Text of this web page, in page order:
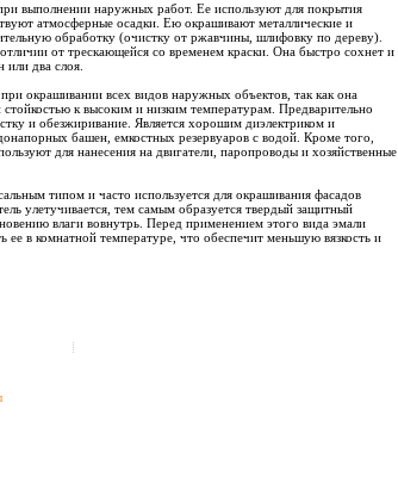
выполнении наружных работ. Ее используют для покрытия
атмосферные осадки. Ею окрашивают металлические и
обработку (очистку от ржавчины, шлифовку по дереву).
от трескающейся со временем краски. Она быстро сохнет и
два слоя.
окрашивании всех видов наружных объектов, так как она
к высоким и низким температурам. Предварительно
и обезжиривание. Является хорошим диэлектриком и
башен, емкостных резервуаров с водой. Кроме того,
для нанесения на двигатели, паропроводы и хозяйственные
типом и часто используется для окрашивания фасадов
улетучивается, тем самым образуется твердый защитный
влаги вовнутрь. Перед применением этого вида эмали
ее в комнатной температуре, что обеспечит меньшую вязкость и